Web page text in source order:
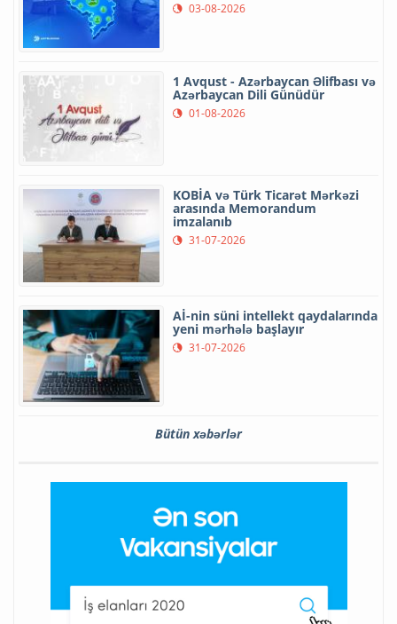
03-08-2026
1 Avqust - Azərbaycan Əlifbası və
Azərbaycan Dili Günüdür
01-08-2026
KOBİA və Türk Ticarət Mərkəzi
arasında Memorandum
imzalanıb
31-07-2026
Aİ-nin süni intellekt qaydalarında
yeni mərhələ başlayır
31-07-2026
Bütün xəbərlər